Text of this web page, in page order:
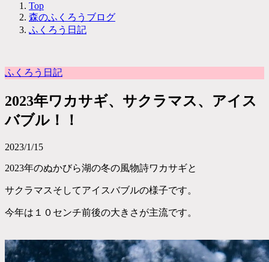
Top
森のふくろうブログ
ふくろう日記
ふくろう日記
2023年ワカサギ、サクラマス、アイス
バブル！！
2023/1/15
2023年のぬかびら湖の冬の風物詩ワカサギと
サクラマスそしてアイスバブルの様子です。
今年は１０センチ前後の大きさが主流です。